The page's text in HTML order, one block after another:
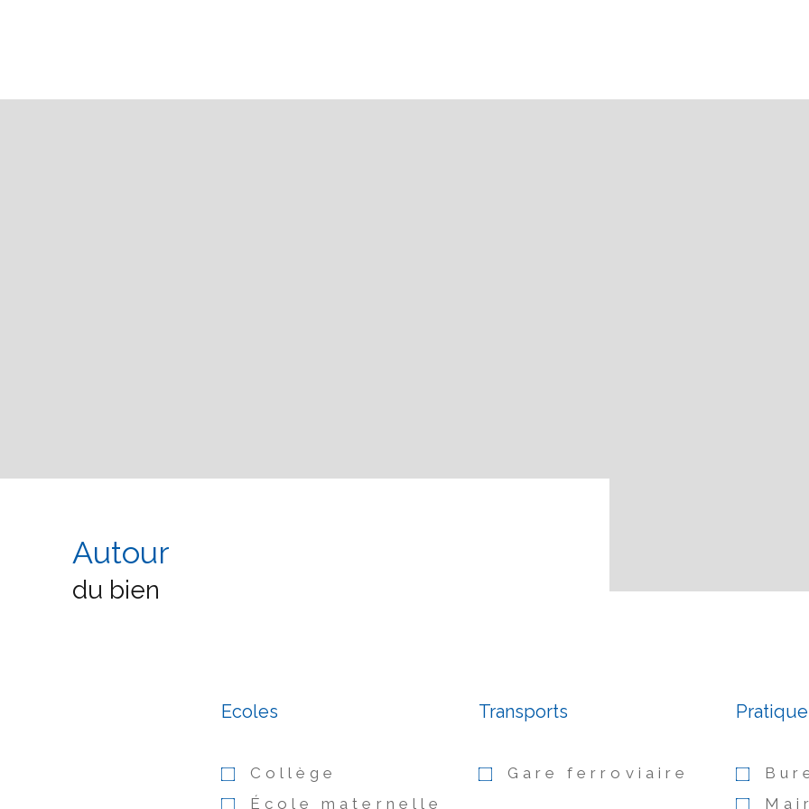
Autour
du bien
Ecoles
Collège
École maternelle
Transports
Gare ferroviaire
Pratique